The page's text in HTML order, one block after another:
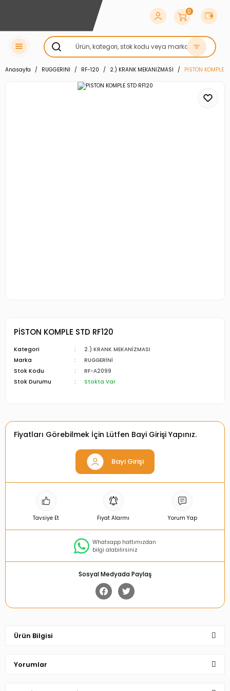
0
Anasayfa RUGGERINI RF-120 2.) KRANK MEKANİZMASI PİSTON KOMPLE
PİSTON KOMPLE STD RF120
Kategori
2.) KRANK MEKANİZMASI
Marka
RUGGERİNİ
Stok Kodu
RF-A2099
Stok Durumu
Stokta Var
Fiyatları Görebilmek İçin Lütfen Bayi Girişi Yapınız.
Bayi Girişi
Tavsiye Et Fiyat Alarmı Yorum Yap
Whatsapp hattımızdan
bilgi alabilirsiniz
Sosyal Medyada Paylaş
Ürün Bilgisi
Yorumlar